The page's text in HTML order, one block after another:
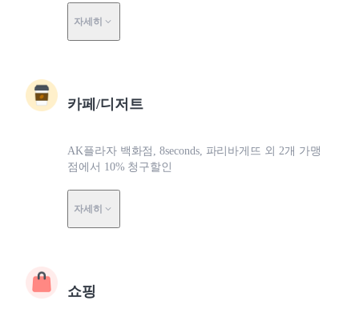
자세히
카페/디저트
AK플라자 백화점, 8seconds, 파리바게뜨 외 2개 가맹
점에서 10% 청구할인
자세히
쇼핑